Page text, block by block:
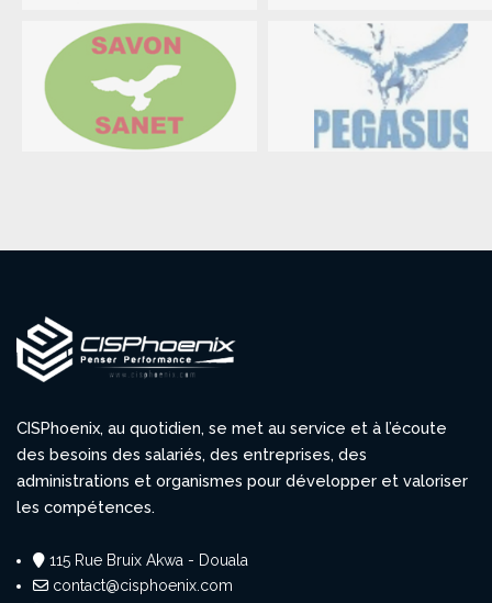
CISPhoenix, au quotidien, se met au service et à l’écoute
des besoins des salariés, des entreprises, des
administrations et organismes pour développer et valoriser
les compétences.
115 Rue Bruix Akwa - Douala
contact@cisphoenix.com